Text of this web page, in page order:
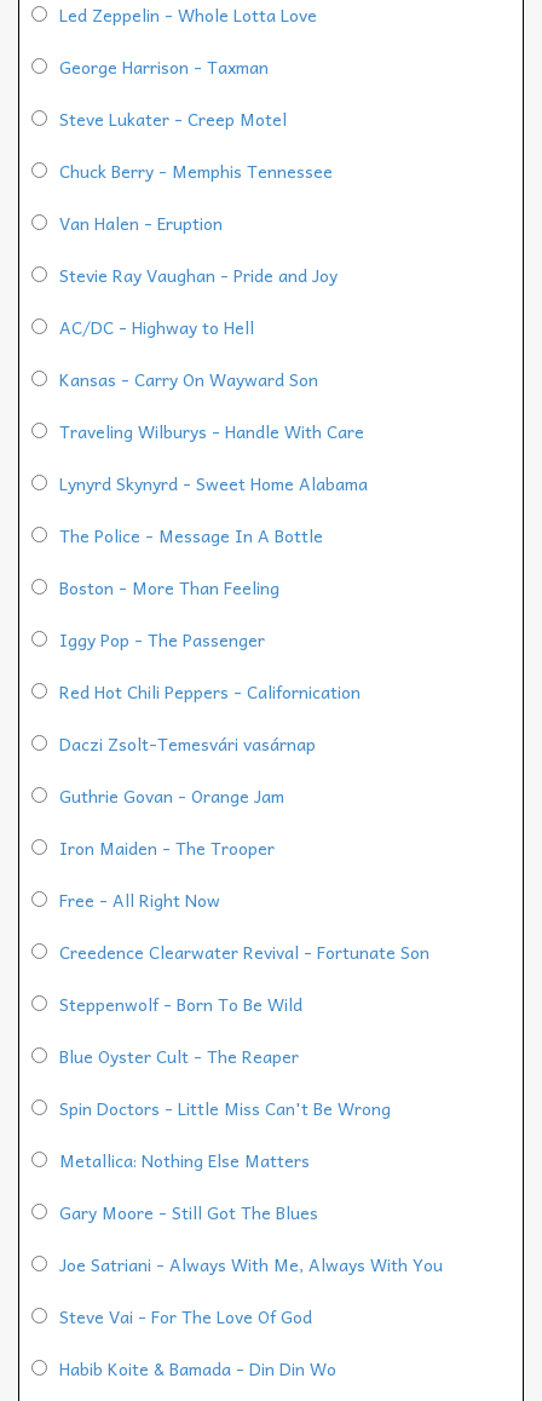
Led Zeppelin - Whole Lotta Love
George Harrison - Taxman
Steve Lukater - Creep Motel
Chuck Berry - Memphis Tennessee
Van Halen - Eruption
Stevie Ray Vaughan - Pride and Joy
AC/DC - Highway to Hell
Kansas - Carry On Wayward Son
Traveling Wilburys - Handle With Care
Lynyrd Skynyrd - Sweet Home Alabama
The Police - Message In A Bottle
Boston - More Than Feeling
Iggy Pop - The Passenger
Red Hot Chili Peppers - Californication
Daczi Zsolt-Temesvári vasárnap
Guthrie Govan - Orange Jam
Iron Maiden - The Trooper
Free - All Right Now
Creedence Clearwater Revival - Fortunate Son
Steppenwolf - Born To Be Wild
Blue Oyster Cult - The Reaper
Spin Doctors - Little Miss Can't Be Wrong
Metallica: Nothing Else Matters
Gary Moore - Still Got The Blues
Joe Satriani - Always With Me, Always With You
Steve Vai - For The Love Of God
Habib Koite & Bamada - Din Din Wo